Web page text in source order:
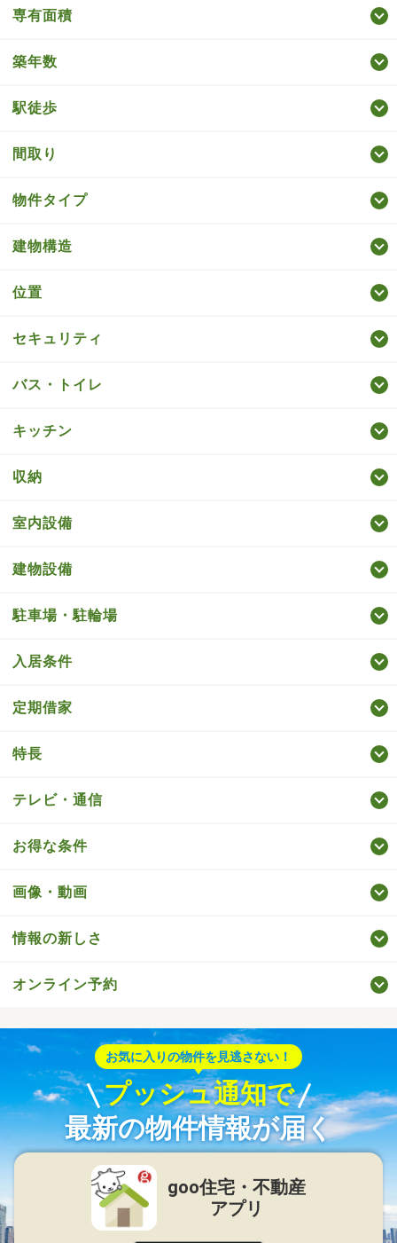
専有面積
築年数
駅徒歩
間取り
物件タイプ
建物構造
位置
セキュリティ
バス・トイレ
キッチン
収納
室内設備
建物設備
駐車場・駐輪場
入居条件
定期借家
特長
テレビ・通信
お得な条件
画像・動画
情報の新しさ
オンライン予約
お気に入りの物件を見逃さない！
プッシュ通知で
最新の物件情報が届く
goo住宅・不動産
アプリ